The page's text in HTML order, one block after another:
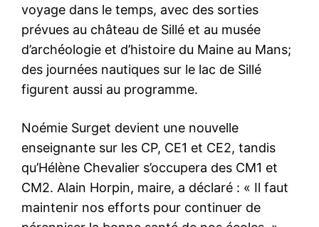
voyage dans le temps, avec des sorties
prévues au château de Sillé et au musée
d’archéologie et d’histoire du Maine au Mans;
des journées nautiques sur le lac de Sillé
figurent aussi au programme.
Noémie Surget devient une nouvelle
enseignante sur les CP, CE1 et CE2, tandis
qu’Hélène Chevalier s’occupera des CM1 et
CM2. Alain Horpin, maire, a déclaré : « Il faut
maintenir nos efforts pour continuer de